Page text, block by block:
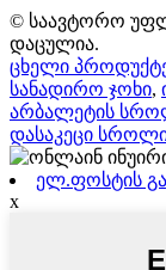
© საავტორო
დაცულია.
ცხელი
სანადირო ჯოხი,
არბალეტის
დასაკეცი
ელ.ფოსტის
x